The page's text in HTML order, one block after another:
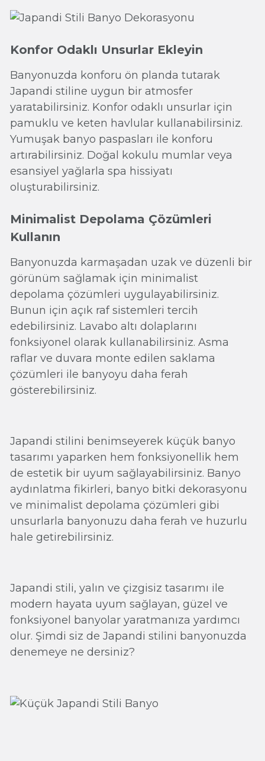
Konfor Odaklı Unsurlar Ekleyin
Banyonuzda konforu ön planda tutarak
Japandi stiline uygun bir atmosfer
yaratabilirsiniz. Konfor odaklı unsurlar için
pamuklu ve keten havlular kullanabilirsiniz.
Yumuşak banyo paspasları ile konforu
artırabilirsiniz. Doğal kokulu mumlar veya
esansiyel yağlarla spa hissiyatı
oluşturabilirsiniz.
Minimalist Depolama Çözümleri
Kullanın
Banyonuzda karmaşadan uzak ve düzenli bir
görünüm sağlamak için minimalist
depolama çözümleri uygulayabilirsiniz.
Bunun için açık raf sistemleri tercih
edebilirsiniz. Lavabo altı dolaplarını
fonksiyonel olarak kullanabilirsiniz. Asma
raflar ve duvara monte edilen saklama
çözümleri ile banyoyu daha ferah
gösterebilirsiniz.
Japandi stilini benimseyerek küçük banyo
tasarımı yaparken hem fonksiyonellik hem
de estetik bir uyum sağlayabilirsiniz. Banyo
aydınlatma fikirleri, banyo bitki dekorasyonu
ve minimalist depolama çözümleri gibi
unsurlarla banyonuzu daha ferah ve huzurlu
hale getirebilirsiniz.
Japandi stili, yalın ve çizgisiz tasarımı ile
modern hayata uyum sağlayan, güzel ve
fonksiyonel banyolar yaratmanıza yardımcı
olur. Şimdi siz de Japandi stilini banyonuzda
denemeye ne dersiniz?